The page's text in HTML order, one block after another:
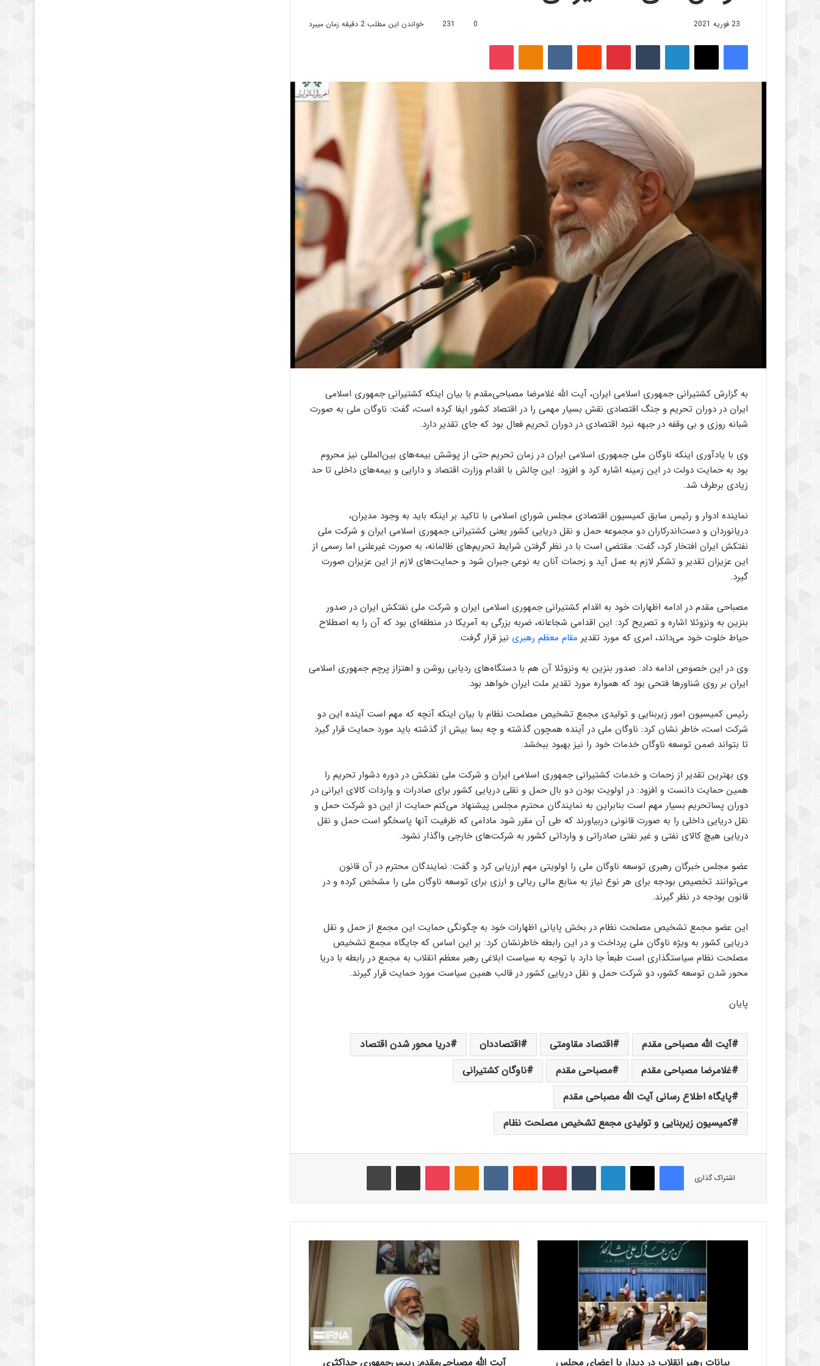
23 فوریه 2021 0
231 خواندن این مطلب 2 دقیقه زمان میبرد
فیس بوک لینکدین ‫پین‌ترست ‫رددیت
به گزارش کشتیرانی جمهوری اسلامی ایران، آیت الله غلامرضا مصباحی‌مقدم با بیان اینکه کشتیرانی جمهوری اسلامی
ایران در دوران تحریم و جنگ اقتصادی نقش بسیار مهمی را در اقتصاد کشور ایفا کرده است، گفت: ناوگان ملی به صورت
شبانه روزی و بی وقفه در جبهه نبرد اقتصادی در دوران تحریم فعال بود که جای تقدیر دارد.
وی با یادآوری اینکه ناوگان ملی جمهوری اسلامی ایران در زمان تحریم حتی از پوشش بیمه‌های بین‌المللی نیز محروم
بود به حمایت دولت در این زمینه اشاره کرد و افزود: این چالش با اقدام وزارت اقتصاد و دارایی و بیمه‌های داخلی تا حد
زیادی برطرف شد.
نماینده ادوار و رئیس سابق کمیسیون اقتصادی مجلس شورای اسلامی با تاکید بر اینکه باید به وجود مدیران،
دریانوردان و دست‌اندرکاران دو مجموعه حمل و نقل دریایی کشور یعنی کشتیرانی جمهوری اسلامی ایران و شرکت ملی
نفتکش ایران افتخار کرد، گفت: مقتضی است با در نظر گرفتن شرایط تحریم‌های ظالمانه، به صورت غیرعلنی اما رسمی از
این عزیزان تقدیر و تشکر لازم به عمل آید و زحمات آنان به نوعی جبران شود و حمایت‌های لازم از این عزیزان صورت
گیرد.
مصباحی مقدم در ادامه اظهارات خود به اقدام کشتیرانی جمهوری اسلامی ایران و شرکت ملی نفتکش ایران در صدور
بنزین به ونزوئلا اشاره و تصریح کرد: این اقدامی شجاعانه، ضربه بزرگی به آمریکا در منطقه‌ای بود که آن را به اصطلاح
حیاط خلوت خود می‌داند، امری که مورد تقدیر مقام معظم رهبری نیز قرار گرفت.
وی در این خصوص ادامه داد: صدور بنزین به ونزوئلا آن هم با دستگاه‌های ردیابی روشن و اهتزاز پرچم جمهوری اسلامی
ایران بر روی شناورها فتحی بود که همواره مورد تقدیر ملت ایران خواهد بود.
رئیس کمیسیون امور زیربنایی و تولیدی مجمع تشخیص مصلحت نظام با بیان اینکه آنچه که مهم است آینده این دو
شرکت است، خاطر نشان کرد: ناوگان ملی در آینده همچون گذشته و چه بسا بیش از گذشته باید مورد حمایت قرار گیرد
تا بتواند ضمن توسعه ناوگان خدمات خود را نیز بهبود ببخشد.
وی بهترین تقدیر از زحمات و خدمات کشتیرانی جمهوری اسلامی ایران و شرکت ملی نفتکش در دوره دشوار تحریم را
همین حمایت دانست و افزود: در اولویت بودن دو بال حمل و نقلی دریایی کشور برای صادرات و واردات کالای ایرانی در
دوران پساتحریم بسیار مهم است بنابراین به نمایندگان محترم مجلس پیشنهاد می‌کنم حمایت از این دو شرکت حمل و
نقل دریایی داخلی را به صورت قانونی دربیاورند که طی آن مقرر شود مادامی که ظرفیت آنها پاسخگو است حمل و نقل
دریایی هیچ کالای نفتی و غیر نفتی صادراتی و وارداتی کشور به شرکت‌های خارجی واگذار نشود.
عضو مجلس خبرگان رهبری توسعه ناوگان ملی را اولویتی مهم ارزیابی کرد و گفت: نمایندگان محترم در آن قانون
می‌توانند تخصیص بودجه برای هر نوع نیاز به منابع مالی ریالی و ارزی برای توسعه ناوگان ملی را مشخص کرده و در
قانون بودجه در نظر گیرند.
این عضو مجمع تشخیص مصلحت نظام در بخش پایانی اظهارات خود به چگونگی حمایت این مجمع از حمل و نقل
دریایی کشور به ویژه ناوگان ملی پرداخت و در این رابطه خاطرنشان کرد: بر این اساس که جایگاه مجمع تشخیص
مصلحت نظام سیاستگذاری است طبعاً جا دارد با توجه به سیاست ابلاغی رهبر معظم انقلاب به مجمع در رابطه با دریا
محور شدن توسعه کشور، دو شرکت حمل و نقل دریایی کشور در قالب همین سیاست مورد حمایت قرار گیرند.
پایان
آیت الله مصباحی مقدم اقتصاد مقاومتی اقتصاددان
دریا محور شدن اقتصاد
غلامرضا مصباحی مقدم
مصباحی مقدم
ناوگان کشتیرانی
پایگاه اطلاع رسانی آیت الله مصباحی مقدم
کمیسیون زیربنایی و تولیدی مجمع تشخیص مصلحت نظام
اشتراک گذاری
فیس بوک لینکدین ‫پین‌ترست ‫رددیت پاکت اشتراک گذاری از طریق ایمیل
ب
بیانات رهبر انقلاب در دیدار با اعضای مجلس
آ
ی
ت
ا
ل
ل
ه
م
ص
آیت الله مصباحی‌مقدم: رییس‌جمهوری حداکثری